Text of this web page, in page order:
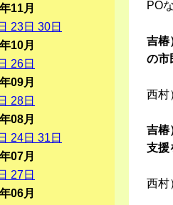
PO
吉椿
の市
西村
吉椿
支援
西村
11月
23日 30日
10月
26日
09月
28日
08月
24日 31 日
07月
27日
06月